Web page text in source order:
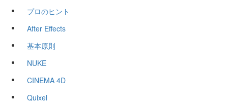
プロのヒント
After Effects
基本原則
NUKE
CINEMA 4D
Quixel